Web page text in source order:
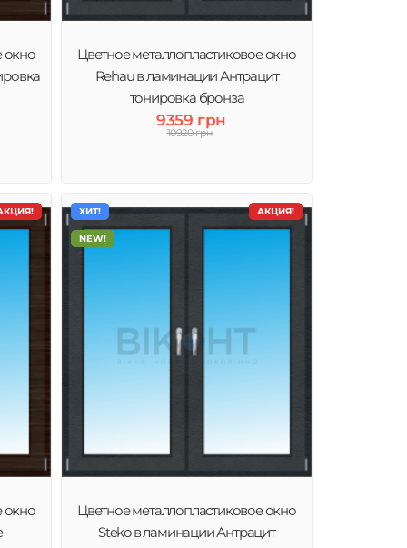
окно
Цветное металлопластиковое окно
Rehau в ламинации Антрацит
тонировка бронза
9359 грн
10920 грн
окно
АКЦИЯ!
ХИТ!
NEW!
Цветное металлопластиковое окно
Steko в ламинации Антрацит